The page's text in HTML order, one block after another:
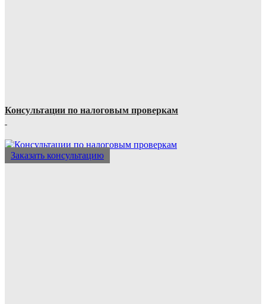
Консультации по налоговым проверкам
Заказать консультацию